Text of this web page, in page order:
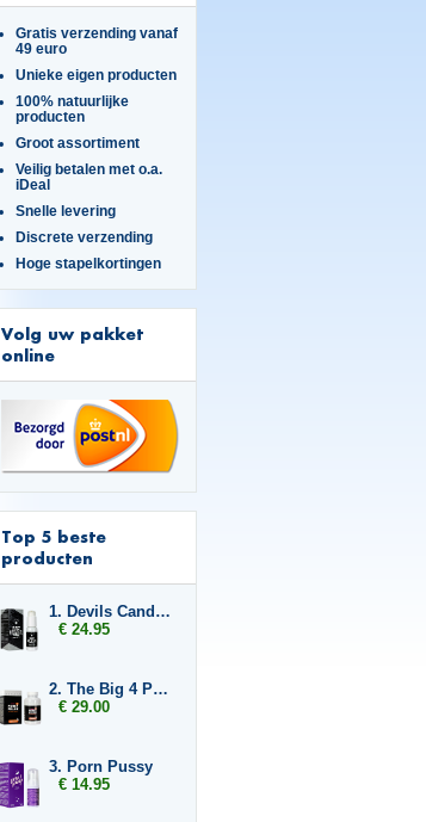
Gratis verzending vanaf
49 euro
Unieke eigen producten
100% natuurlijke
producten
Groot assortiment
Veilig betalen met o.a.
iDeal
Snelle levering
Discrete verzending
Hoge stapelkortingen
Volg uw pakket
online
Top 5 beste
producten
1. Devils Candy Ejact Delay Gel
€ 24.95
2. The Big 4 Pussy Filler
€ 29.00
3. Porn Pussy
€ 14.95